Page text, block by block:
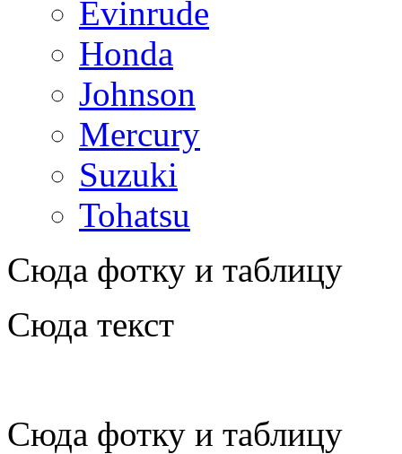
Evinrude
Honda
Johnson
Mercury
Suzuki
Tohatsu
Сюда фотку и таблицу
Сюда текст
Сюда фотку и таблицу